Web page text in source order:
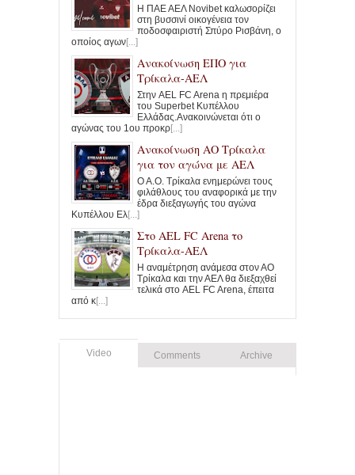
Η ΠΑΕ ΑΕΛ Novibet καλωσορίζει
στη βυσσινί οικογένεια τον
ποδοσφαιριστή Σπύρο Ρισβάνη, ο
οποίος αγων[...]
Ανακοίνωση ΕΠΟ για
Τρίκαλα-ΑΕΛ
Στην AEL FC Arena η πρεμιέρα
του Superbet Κυπέλλου
Ελλάδας.Ανακοινώνεται ότι ο
αγώνας του 1ου προκρ[...]
Ανακοίνωση ΑΟ Τρίκαλα
για τον αγώνα με ΑΕΛ
Ο Α.Ο. Τρίκαλα ενημερώνει τους
φιλάθλους του αναφορικά με την
έδρα διεξαγωγής του αγώνα
Κυπέλλου Ελ[...]
Στο ΑΕL FC Arena το
Τρίκαλα-ΑΕΛ
Η αναμέτρηση ανάμεσα στον ΑΟ
Τρίκαλα και την ΑΕΛ θα διεξαχθεί
τελικά στο AEL FC Arena, έπειτα
από κ[...]
Video Comments Archive